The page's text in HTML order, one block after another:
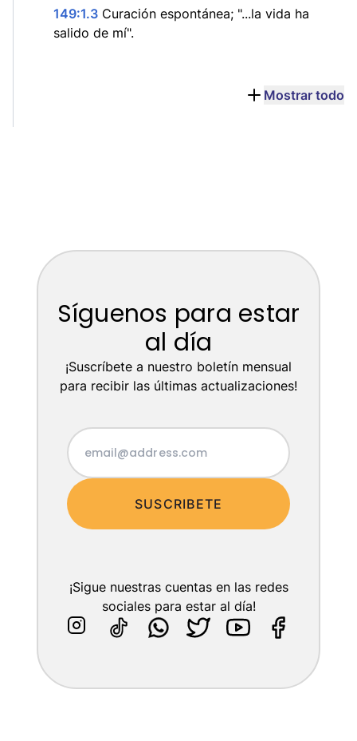
149:1.3 Curación espontánea; "...la vida ha
salido de mí".
Mostrar todo
Síguenos para estar
al día
¡Suscríbete a nuestro boletín mensual
para recibir las últimas actualizaciones!
SUSCRIBETE
¡Sigue nuestras cuentas en las redes
sociales para estar al día!